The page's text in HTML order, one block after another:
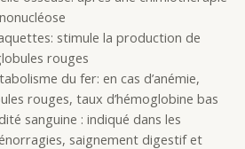
stimule la production de
rouges
du fer: en cas d’anémie,
rouges, taux d’hémoglobine bas
sanguine : indiqué dans les
saignement digestif et